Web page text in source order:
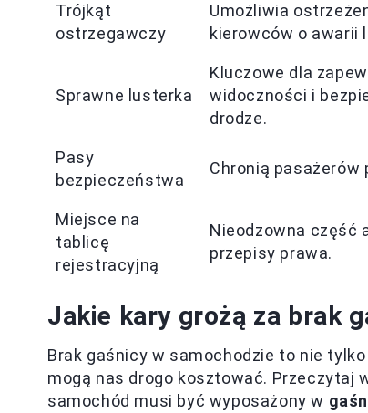
Trójkąt
ostrzegawczy
Umożliwia
kierowców o awarii
Sprawne lusterka
Kluczowe dla
widoczności i
drodze.
Pasy
bezpieczeństwa
Chronią pasażerów
Miejsce na
tablicę
rejestracyjną
Nieodzowna część
przepisy prawa.
Jakie kary grożą za brak
Brak gaśnicy w samochodzie to nie
mogą nas drogo kosztować. Przeczytaj
samochód musi być wyposażony w